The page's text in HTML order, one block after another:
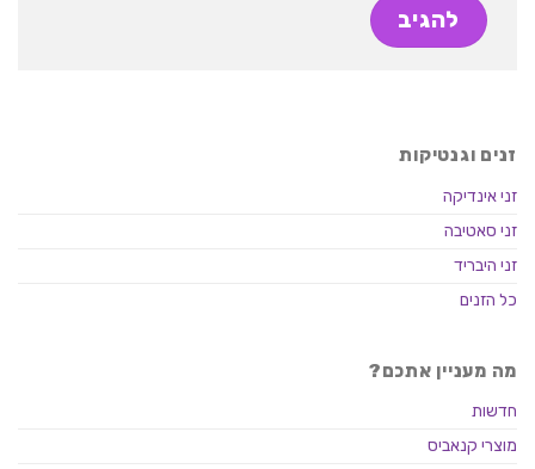
זנים וגנטיקות
זני אינדיקה
זני סאטיבה
זני היבריד
כל הזנים
מה מעניין אתכם?
חדשות
מוצרי קנאביס